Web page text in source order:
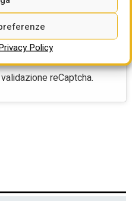
Policy
dati e dichiaro di aver
(Obbligatorio)
reCaptcha.